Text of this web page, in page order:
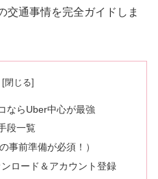
交通事情を完全ガイドしま
ならUber中心が最強
段一覧
事前準備が必須！）
ロード＆アカウント登録